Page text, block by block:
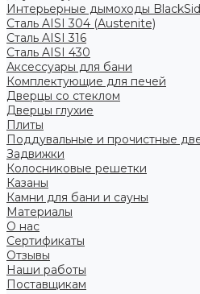
Интерьерные дымоходы
Сталь AISI 304 (Austenite)
Сталь AISI 316
Сталь AISI 430
Аксессуары для бани
Комплектующие для печей
Дверцы со стеклом
Дверцы глухие
Плиты
Поддувальные и прочистные
Задвижки
Колосниковые решетки
Казаны
Камни для бани и сауны
Материалы
О нас
Сертификаты
Отзывы
Наши работы
Поставщикам